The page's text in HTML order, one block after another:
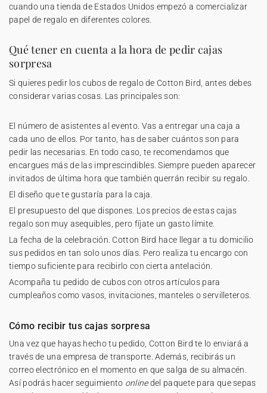
cuando una tienda de Estados Unidos empezó a comercializar
papel de regalo en diferentes colores.
Qué tener en cuenta a la hora de pedir cajas
sorpresa
Si quieres pedir los cubos de regalo de Cotton Bird, antes debes
considerar varias cosas. Las principales son:
El número de asistentes al evento. Vas a entregar una caja a
cada uno de ellos. Por tanto, has de saber cuántos son para
pedir las necesarias. En todo caso, te recomendamos que
encargues más de las imprescindibles. Siempre pueden aparecer
invitados de última hora que también querrán recibir su regalo.
El diseño que te gustaría para la caja.
El presupuesto del que dispones. Los precios de estas cajas
regalo son muy asequibles, pero fíjate un gasto límite.
La fecha de la celebración. Cotton Bird hace llegar a tu domicilio
sus pedidos en tan solo unos días. Pero realiza tu encargo con
tiempo suficiente para recibirlo con cierta antelación.
Acompaña tu pedido de cubos con otros artículos para
cumpleaños como vasos, invitaciones, manteles o servilleteros.
Cómo recibir tus cajas sorpresa
Una vez que hayas hecho tu pedido, Cotton Bird te lo enviará a
través de una empresa de transporte. Además, recibirás un
correo electrónico en el momento en que salga de su almacén.
Así podrás hacer seguimiento onlinedel paquete para que sepas